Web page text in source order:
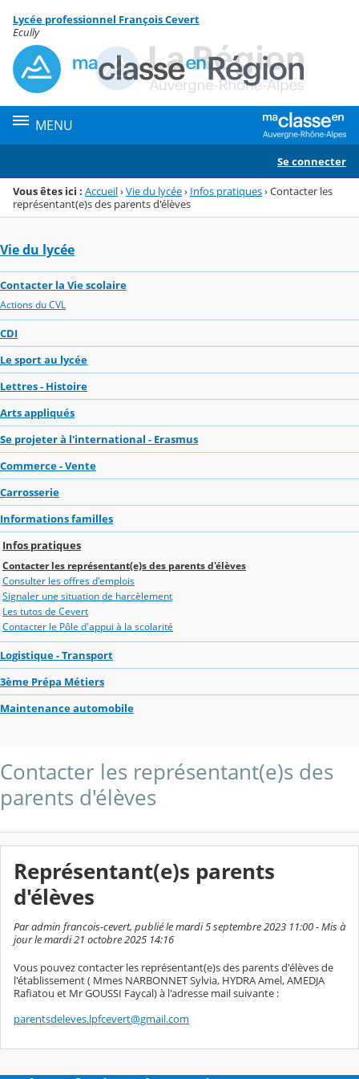
Menu de la rubrique
Contenu
Lycée professionnel François Cevert
Ecully
MENU
Se connecter
Vous êtes ici : Accueil›Vie du lycée› Infos pratiques›Contacter les
représentant(e)s des parents d'élèves
Vie du lycée
Contacter la Vie scolaire
Actions du CVL
CDI
Le sport au lycée
Lettres - Histoire
Arts appliqués
Se projeter à l'international - Erasmus
Commerce - Vente
Carrosserie
Informations familles
Infos pratiques
Contacter les représentant(e)s des parents d'élèves
Consulter les offres d'emplois
Signaler une situation de harcèlement
Les tutos de Cevert
Contacter le Pôle d'appui à la scolarité
Logistique - Transport
3ème Prépa Métiers
Maintenance automobile
Contacter les représentant(e)s des
parents d'élèves
Représentant(e)s parents
d'élèves
Par admin francois-cevert, publié le mardi 5 septembre 2023 11:00 - Mis à
jour le mardi 21 octobre 2025 14:16
Vous pouvez contacter les représentant(e)s des parents d'élèves de
l'établissement ( Mmes NARBONNET Sylvia, HYDRA Amel, AMEDJA
Rafiatou et Mr GOUSSI Faycal) à l'adresse mail suivante :
parentsdeleves.lpfcevert@gmail.com